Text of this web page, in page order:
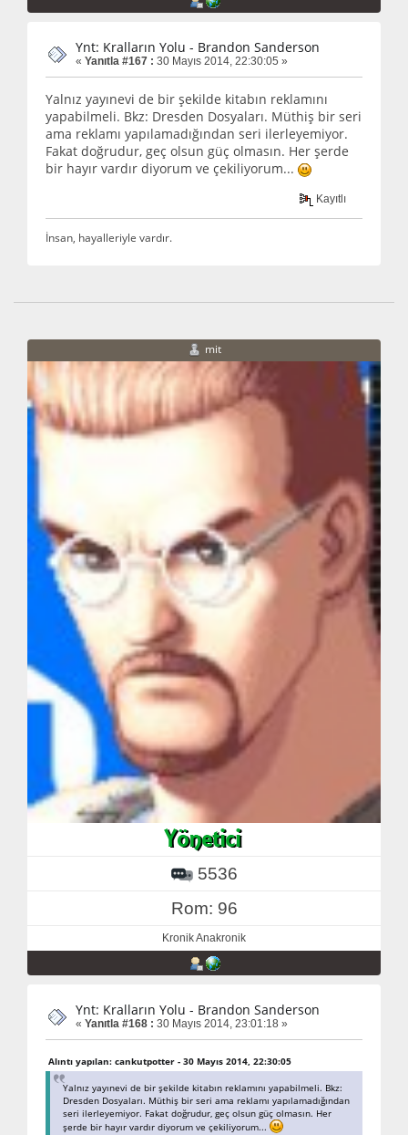
Ynt: Kralların Yolu - Brandon Sanderson
« Yanıtla #167 : 30 Mayıs 2014, 22:30:05 »
Yalnız yayınevi de bir şekilde kitabın reklamını
yapabilmeli. Bkz: Dresden Dosyaları. Müthiş bir seri
ama reklamı yapılamadığından seri ilerleyemiyor.
Fakat doğrudur, geç olsun güç olmasın. Her şerde
bir hayır vardır diyorum ve çekiliyorum...
Kayıtlı
İnsan, hayalleriyle vardır.
mit
5536
Rom: 96
Kronik Anakronik
Ynt: Kralların Yolu - Brandon Sanderson
« Yanıtla #168 : 30 Mayıs 2014, 23:01:18 »
Alıntı yapılan: cankutpotter - 30 Mayıs 2014, 22:30:05
Yalnız yayınevi de bir şekilde kitabın reklamını yapabilmeli. Bkz:
Dresden Dosyaları. Müthiş bir seri ama reklamı yapılamadığından
seri ilerleyemiyor. Fakat doğrudur, geç olsun güç olmasın. Her
şerde bir hayır vardır diyorum ve çekiliyorum...